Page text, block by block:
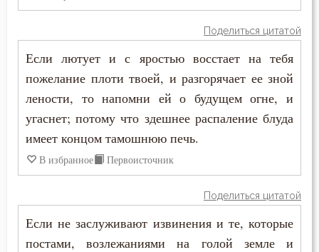
Обличение
Одежда
Осквернение
Оскорбление
Падение
Феогност
Феодор Эдесский
Феодорит Кирский
Феофан Затворник
Феофил Антиохийский
Поделиться цитатой
Если лютует и с яростью восстает на тебя
пожелание плоти твоей, и разгорячает ее зной
лености, то напомни ей о будущем огне, и
угаснет; потому что здешнее распаление блуда
имеет концом тамошнюю печь.
В избранное Первоисточник
Поделиться цитатой
Если не заслуживают извинения и те, которые
постами, возлежаниями на голой земле и